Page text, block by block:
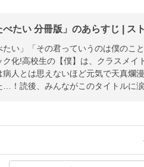
べたい 分冊版」のあらすじ | ス
たい」「その君っていうのは僕の
化!高校生の【僕】は、クラスメ
病人とは思えないほど元気で天真爛
…！読後、みんながこのタイトルに